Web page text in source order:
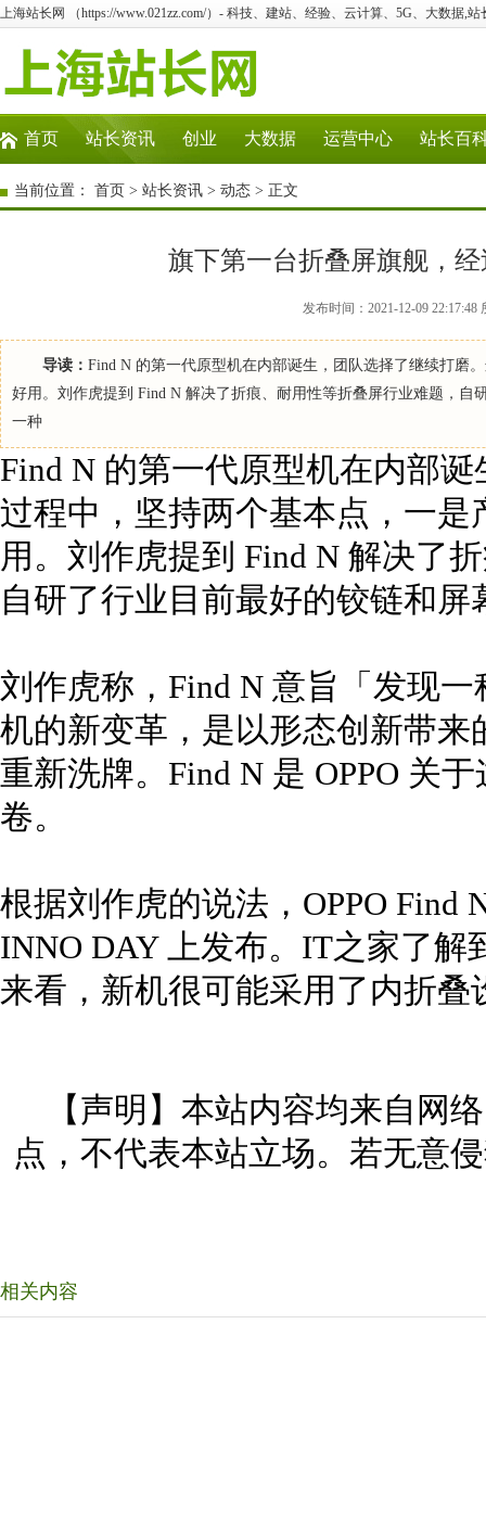
上海站长网 （https://www.021zz.com/）- 科技、建站、经验、云计算、5G、大数据,站
首页 站长资讯 创业 大数据 运营中心 站长百
当前位置： 首页 > 站长资讯 > 动态 > 正文
旗下第一台折叠屏旗舰，
发布时间：2021-12-09
导读： Find N 的第一代原型机在内部诞生，团队选择了继续打磨
好用。刘作虎提到 Find N 解决了折痕、耐用性等折叠屏行业难题，
一种
Find N 的第一代原型机在内部
过程中，坚持两个基本点，一
用。刘作虎提到 Find N 解决了
自研了行业目前最好的铰链和屏
刘作虎称，Find N 意旨「发现
机的新变革，是以形态创新带
重新洗牌。Find N 是 OPPO 关
卷。
根据刘作虎的说法，OPPO Find
INNO DAY 上发布。IT之家了
来看，新机很可能采用了内折叠
【声明】本站内容均来自网
点，不代表本站立场。若无意
相关内容